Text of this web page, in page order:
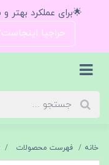
🌟برای عملکرد بهتر
حراجیا
خانه فهرست محصولات